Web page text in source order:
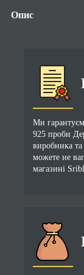
Опис
Ми
925 проби
виробника
можете не
магазині